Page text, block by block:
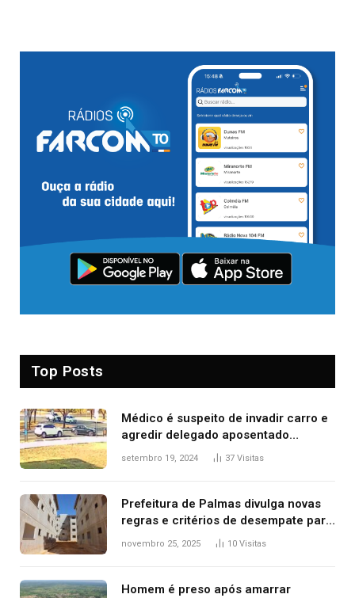
Top Posts
Médico é suspeito de invadir carro e
agredir delegado aposentado
durante confusão no trânsito
setembro 19, 2024 37 Visitas
Prefeitura de Palmas divulga novas
regras e critérios de desempate para
seleção de famílias no Minha Casa,
novembro 25, 2025 10 Visitas
Homem é preso após amarrar